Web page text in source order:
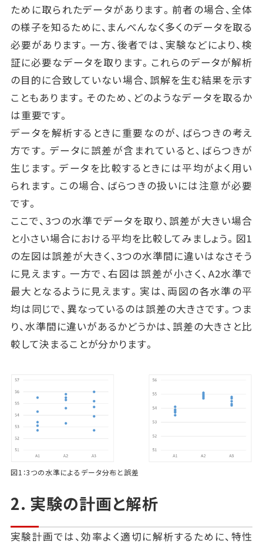
ために取られたデータがあります。前者の場合、全体
の様子を知るために、まんべんなく多くのデータを取る
必要があります。一方、後者では、実験などにより、検
証に必要なデータを取ります。これらのデータが解析
の目的に合致していない場合、誤解を生む結果を示す
こともあります。そのため、どのようなデータを取るか
は重要です。
データを解析するときに重要なのが、ばらつきの考え
方です。データに誤差が含まれていると、ばらつきが
生じます。データを比較するときには平均がよく用い
られます。この場合、ばらつきの扱いには注意が必要
です。
ここで、3つの水準でデータを取り、誤差が大きい場合
と小さい場合における平均を比較してみましょう。図1
の左図は誤差が大きく、3つの水準間に違いはなさそう
に見えます。一方で、右図は誤差が小さく、A2水準で
最大となるように見えます。実は、両図の各水準の平
均は同じで、異なっているのは誤差の大きさです。つま
り、水準間に違いがあるかどうかは、誤差の大きさと比
較して決まることが分かります。
図1：3つの水準によるデータ分布と誤差
2. 実験の計画と解析
実験計画では、効率よく適切に解析するために、特性